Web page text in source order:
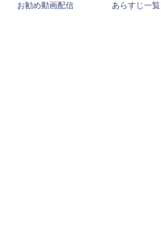
お勧め動画配信 あらすじ一覧